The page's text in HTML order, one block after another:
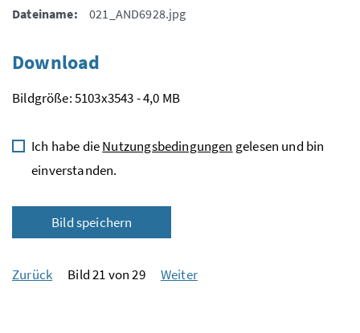
Dateiname:
021_AND6928.jpg
Download
Bildgröße: 5103x3543 - 4,0 MB
Ich habe dieNutzungsbedingungen gelesen und bin
einverstanden.
Bild speichern
Zurück Bild 21 von 29 Weiter